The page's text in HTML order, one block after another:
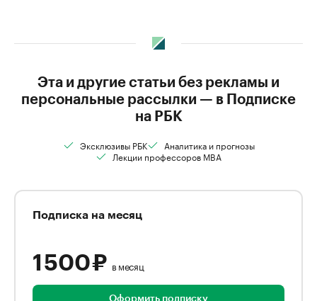
Эта и другие статьи без рекламы и
персональные рассылки — в Подписке
на РБК
Эксклюзивы РБК
Аналитика и прогнозы
Лекции профессоров MBA
Подписка на месяц
1 500 ₽ в месяц
Оформить подписку